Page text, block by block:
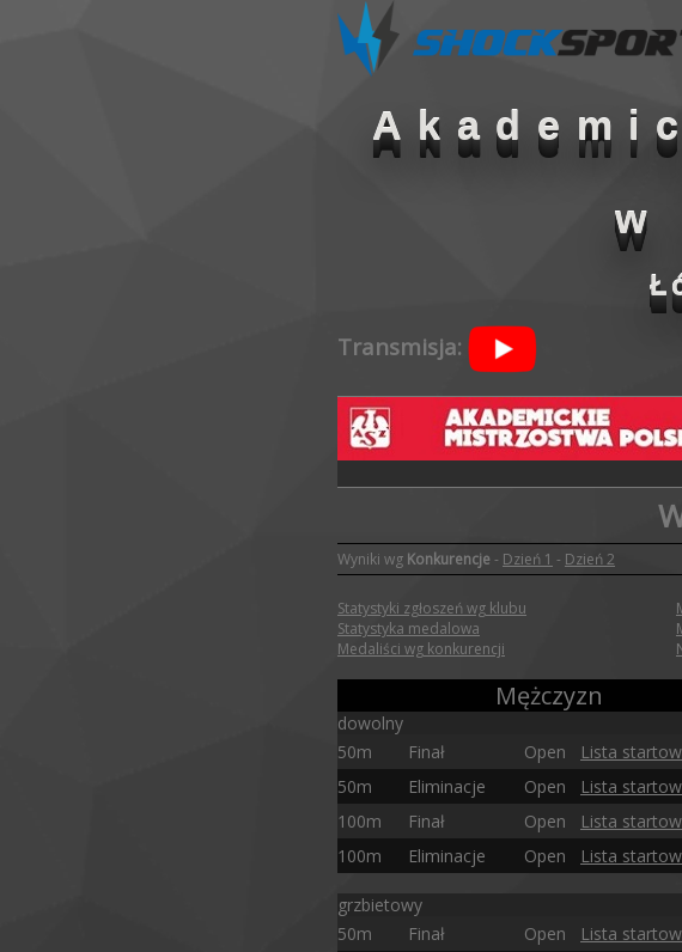
w
Transmisja:
Wyniki wg Konkurencje - Dzień 1 - Dzień 2
Statystyki zgłoszeń wg klubu
Statystyka medalowa
Medaliści wg konkurencji
Mężczyzn
dowolny
50m
Finał Open Lista
50m
Eliminacje Open Lista
100m
Finał Open Lista
100m
Eliminacje Open Lista
grzbietowy
50m
Finał Open Lista